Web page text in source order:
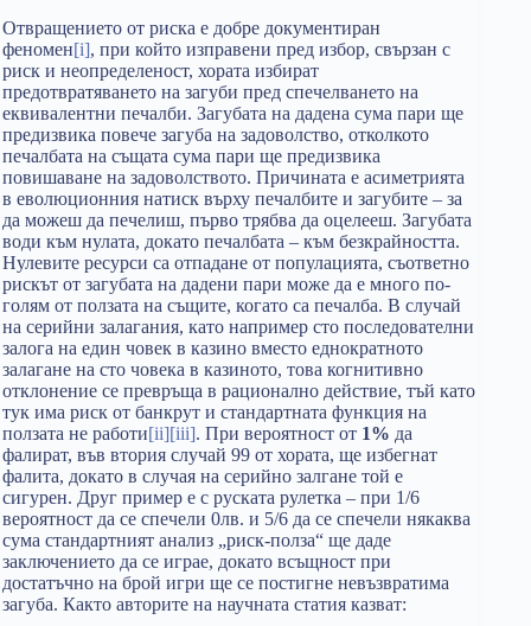
Отвращението от риска е добре документиран
феномен[i], при който изправени пред избор, свързан с
риск и неопределеност, хората избират
предотвратяването на загуби пред спечелването на
еквивалентни печалби. Загубата на дадена сума пари ще
предизвика повече загуба на задоволство, отколкото
печалбата на същата сума пари ще предизвика
повишаване на задоволството. Причината е асиметрията
в еволюционния натиск върху печалбите и загубите – за
да можеш да печелиш, първо трябва да оцелееш. Загубата
води към нулата, докато печалбата – към безкрайността.
Нулевите ресурси са отпадане от популацията, съответно
рискът от загубата на дадени пари може да е много по-
голям от ползата на същите, когато са печалба. В случай
на серийни залагания, като например сто последователни
залога на един човек в казино вместо еднократното
залагане на сто човека в казиното, това когнитивно
отклонение се превръща в рационално действие, тъй като
тук има риск от банкрут и стандартната функция на
ползата не работи[ii][iii]. При вероятност от 1% да
фалират, във втория случай 99 от хората, ще избегнат
фалита, докато в случая на серийно залгане той е
сигурен. Друг пример е с руската рулетка – при 1/6
вероятност да се спечели 0лв. и 5/6 да се спечели някаква
сума стандартният анализ „риск-полза“ ще даде
заключението да се играе, докато всъщност при
достатъчно на брой игри ще се постигне невъзвратима
загуба. Както авторите на научната статия казват: